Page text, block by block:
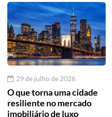
29 de julho de 2026
O que torna uma cidade
resiliente no mercado
imobiliário de luxo